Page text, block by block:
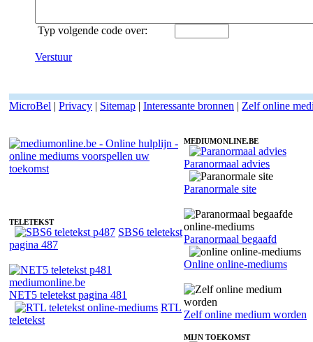
Typ volgende code over:
Verstuur
MicroBel | Privacy | Sitemap | Interessante bronnen | Zelf online
TELETEKST
SBS6 teletekst
pagina 487
NET5 teletekst pagina 481
RTL
teletekst
MEDIUMONLINE.BE
Paranormaal advies
Paranormale site
Paranormaal begaafd
Online online-mediums
Zelf online medium worden
MIJN TOEKOMST